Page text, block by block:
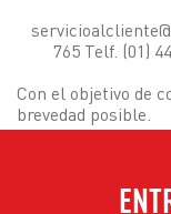
765 Telf. (01)
Con el objetivo de
brevedad posible.